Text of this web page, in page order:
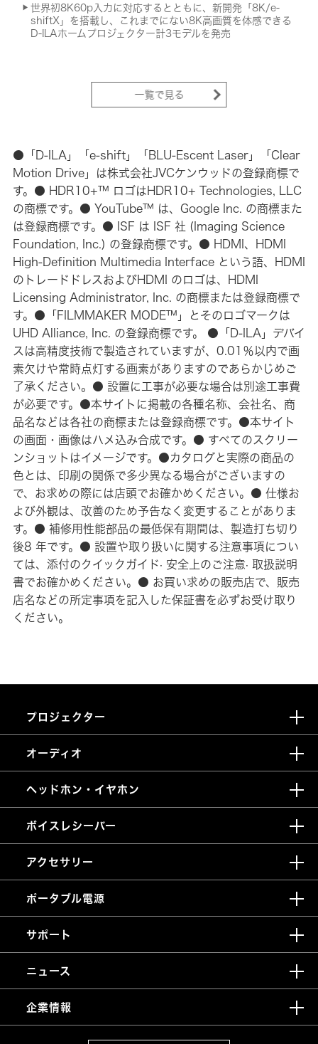
一覧で見る
世界初8K60p入力に対応するとともに、新開発「8K/e-
shiftX」を搭載し、これまでにない8K高画質を体感できる
D-ILAホームプロジェクター計3モデルを発売
●「D-ILA」「e-shift」「BLU-Escent Laser」「Clear
Motion Drive」は株式会社JVCケンウッドの登録商標で
す。● HDR10+™ ロゴはHDR10+ Technologies, LLC
の商標です。● YouTube™ は、Google Inc. の商標また
は登録商標です。● ISF は ISF 社 (Imaging Science
Foundation, Inc.) の登録商標です。● HDMI、HDMI
High-Definition Multimedia Interface という語、HDMI
のトレードドレスおよびHDMI のロゴは、HDMI
Licensing Administrator, Inc. の商標または登録商標で
す。●「FILMMAKER MODE™」とそのロゴマークは
UHD Alliance, Inc. の登録商標です。 ●「D-ILA」デバイ
スは高精度技術で製造されていますが、0.01％以内で画
素欠けや常時点灯する画素がありますのであらかじめご
了承ください。● 設置に工事が必要な場合は別途工事費
が必要です。●本サイトに掲載の各種名称、会社名、商
品名などは各社の商標または登録商標です。●本サイト
の画面・画像はハメ込み合成です。● すべてのスクリー
ンショットはイメージです。●カタログと実際の商品の
色とは、印刷の関係で多少異なる場合がございますの
で、お求めの際には店頭でお確かめください。● 仕様お
よび外観は、改善のため予告なく変更することがありま
す。● 補修用性能部品の最低保有期間は、製造打ち切り
後8 年です。● 設置や取り扱いに関する注意事項につい
ては、添付のクイックガイド· 安全上のご注意· 取扱説明
書でお確かめください。● お買い求めの販売店で、販売
店名などの所定事項を記入した保証書を必ずお受け取り
ください。
プロジェクター
オーディオ
ヘッドホン・イヤホン
ボイスレシーバー
アクセサリー
ポータブル電源
サポート
ニュース
企業情報